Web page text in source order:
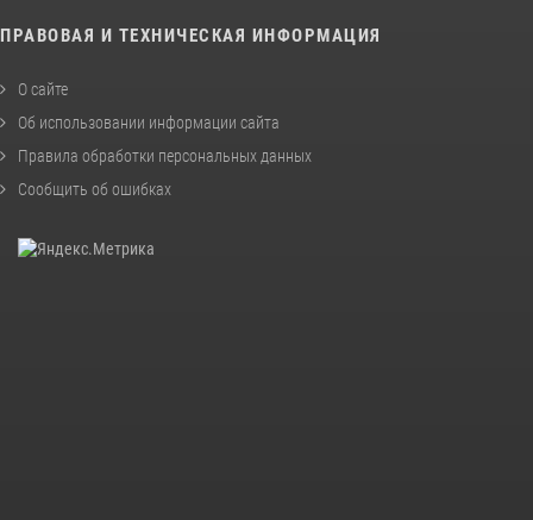
ПРАВОВАЯ И ТЕХНИЧЕСКАЯ ИНФОРМАЦИЯ
О сайте
Об использовании информации сайта
Правила обработки персональных данных
Сообщить об ошибках